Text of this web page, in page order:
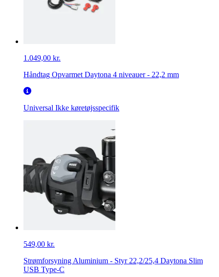
1.049,00 kr.
Håndtag Opvarmet Daytona 4 niveauer - 22,2 mm
Universal Ikke køretøjsspecifik
549,00 kr.
Strømforsyning Aluminium - Styr 22,2/25,4 Daytona Slim
USB Type-C